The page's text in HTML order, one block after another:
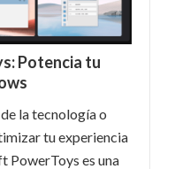
Potencia tu
la tecnología o
tu experiencia
PowerToys es una